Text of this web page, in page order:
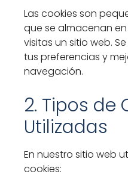
Las cookies son
que se almacenan
visitas un sitio web.
tus preferencias y
navegación.
2. Tipos de
Utilizadas
En nuestro sitio web
cookies: